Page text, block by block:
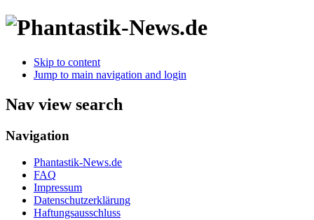
Skip to content
Jump to main navigation and login
Nav view search
Navigation
Phantastik-News.de
FAQ
Impressum
Datenschutzerklärung
Haftungsausschluss